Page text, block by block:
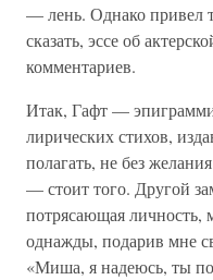
— лень. Однако привел
сказать, эссе об
комментариев.
Итак, Гафт —
лирических стихов,
полагать, не без
— стоит того. Другой
потрясающая
однажды, подарив мне
«Миша, я надеюсь, ты